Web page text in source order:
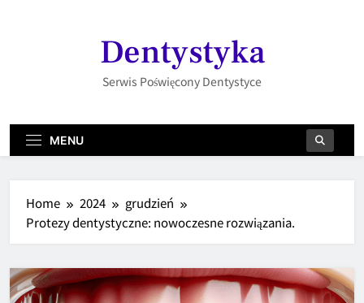
Dentystyka
Serwis Poświęcony Dentystyce
MENU
Home 2024
grudzień
Protezy dentystyczne: nowoczesne rozwiązania.